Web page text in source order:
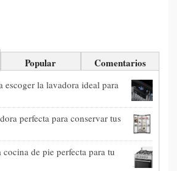
Popular Comentarios
escoger la lavadora ideal para
perfecta para conservar tus
de pie perfecta para tu